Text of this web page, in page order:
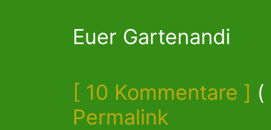
Euer Gartenandi
[ 10 Kommentare ] (
Permalink